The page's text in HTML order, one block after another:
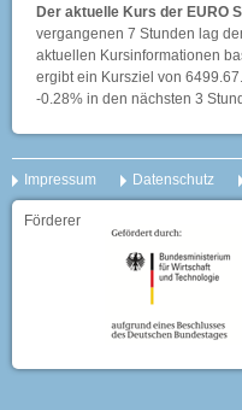
Der aktuelle Kurs der EURO
vergangenen 7 Stunden lag
aktuellen Kursinformationen
ergibt ein Kursziel von
-0.28% in den nächsten 3
Impressum Datenschutz
Förderer